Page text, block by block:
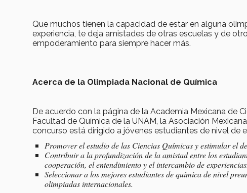
Que muchos tienen la capacidad de estar en alguna
experiencia, te deja amistades de otras escuelas y de
empoderamiento para siempre hacer más.
Acerca de la Olimpiada Nacional de Química
De acuerdo con la página de la Academia Mexicana de
Facultad de Química de la UNAM, la Asociación
concurso está dirigido a jóvenes estudiantes de nivel de
Promover el estudio de las Ciencias Químicas y estimular el
Contribuir a la profundización de la amistad entre los
cooperación, el entendimiento y el intercambio de experiencias.
Seleccionar a los mejores estudiantes de química de nivel
olimpiadas internacionales.